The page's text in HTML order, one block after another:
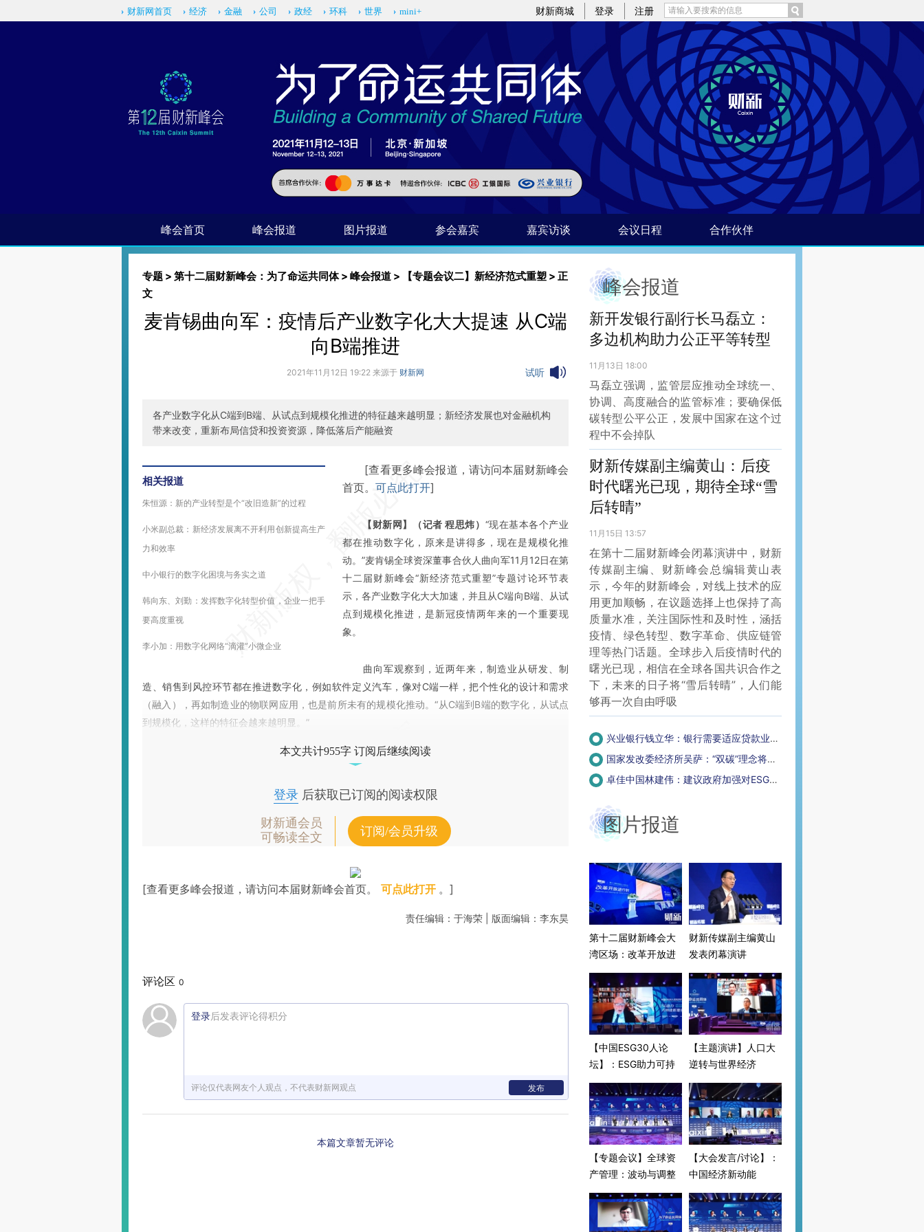
财新商城 登录 注册
财新网首页 经济 金融 公司 政经 环科 世界 mini+
峰会首页 峰会报道 图片报道 参会嘉宾 嘉宾访谈 会议日程 合作伙伴
专题 > 第十二届财新峰会：为了命运共同体> 峰会报道 > 【专题会议二】新经济范式重塑 > 正
文
麦肯锡曲向军：疫情后产业数字化大大提速 从C端
向B端推进
2021年11月12日 19:22 来源于 财新网 试听
各产业数字化从C端到B端、从试点到规模化推进的特征越来越明显；新经济发展也对金融机构
带来改变，重新布局信贷和投资资源，降低落后产能融资
相关报道
朱恒源：新的产业转型是个“改旧造新”的过程
小米副总裁：新经济发展离不开利用创新提高生产
力和效率
中小银行的数字化困境与务实之道
韩向东、刘勤：发挥数字化转型价值，企业一把手
要高度重视
李小加：用数字化网络“滴灌”小微企业
[查看更多峰会报道，请访问本届财新峰会
首页。 可点此打开]
【财新网】（记者 程思炜） “现在基本各个产业
都在推动数字化，原来是讲得多，现在是规模化推
动。”麦肯锡全球资深董事合伙人曲向军11月12日在第
十二届财新峰会“新经济范式重塑”专题讨论环节表
示，各产业数字化大大加速，并且从C端向B端、从试
点到规模化推进，是新冠疫情两年来的一个重要现
象。
曲向军观察到，近两年来，制造业从研发、制
造、销售到风控环节都在推进数字化，例如软件定义汽车，像对C端一样，把个性化的设计和需求
（融入），再如制造业的物联网应用，也是前所未有的规模化推动。“从C端到B端的数字化，从试点
到规模化，这样的特征会越来越明显。”
本文共计955字 订阅后继续阅读
登录后获取已订阅的阅读权限
财新通会员
可畅读全文
订阅/会员升级
[查看更多峰会报道，请访问本届财新峰会首页。 可点此打开 。]
责任编辑：于海荣 | 版面编辑：李东昊
评论区 0
登录后发表评论得积分
评论仅代表网友个人观点，不代表财新网观点 发布
本篇文章暂无评论
峰会报道
新开发银行副行长马磊立：
多边机构助力公正平等转型
11月13日 18:00
马磊立强调，监管层应推动全球统一、
协调、高度融合的监管标准；要确保低
碳转型公平公正，发展中国家在这个过
程中不会掉队
财新传媒副主编黄山：后疫
时代曙光已现，期待全球“雪
后转晴”
11月15日 13:57
在第十二届财新峰会闭幕演讲中，财新
传媒副主编、财新峰会总编辑黄山表
示，今年的财新峰会，对线上技术的应
用更加顺畅，在议题选择上也保持了高
质量水准，关注国际性和及时性，涵括
疫情、绿色转型、数字革命、供应链管
理等热门话题。全球步入后疫情时代的
曙光已现，相信在全球各国共识合作之
下，未来的日子将“雪后转晴”，人们能
够再一次自由呼吸
兴业银行钱立华：银行需要适应贷款业务的简化版ESG体系
国家发改委经济所吴萨：“双碳”理念将融入政府决策程序(附视频)
卓佳中国林建伟：建议政府加强对ESG企业的税收调节
图片报道
第十二届财新峰会大
湾区场：改革开放进
行时
财新传媒副主编黄山
发表闭幕演讲
【中国ESG30人论
坛】：ESG助力可持
续新增长
【主题演讲】人口大
逆转与世界经济
【专题会议】全球资
产管理：波动与调整
【大会发言/讨论】：
中国经济新动能